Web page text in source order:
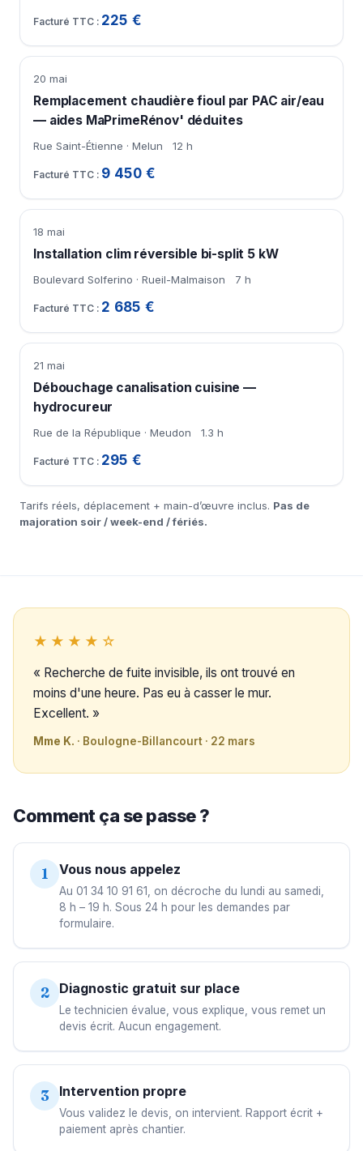
225 €
20 mai
Remplacement chaudière fioul par PAC air/eau
— aides MaPrimeRénov' déduites
Rue Saint-Étienne · Melun 12 h
9 450 €
18 mai
Installation clim réversible bi-split 5 kW
Boulevard Solferino · Rueil-Malmaison 7 h
2 685 €
21 mai
Débouchage canalisation cuisine —
hydrocureur
Rue de la République · Meudon 1.3 h
295 €
Tarifs réels, déplacement + main-d’œuvre inclus. Pas de
majoration soir / week-end / fériés.
★★★★☆
« Recherche de fuite invisible, ils ont trouvé en
moins d'une heure. Pas eu à casser le mur.
Excellent. »
Mme K. · Boulogne-Billancourt · 22 mars
Comment ça se passe ?
1 Vous nous appelez
Au 01 34 10 91 61, on décroche du lundi au samedi,
8 h – 19 h. Sous 24 h pour les demandes par
formulaire.
2 Diagnostic gratuit sur place
Le technicien évalue, vous explique, vous remet un
devis écrit. Aucun engagement.
3 Intervention propre
Vous validez le devis, on intervient. Rapport écrit +
paiement après chantier.